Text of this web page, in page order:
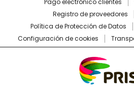
Registro de proveedores
Política de Protección de Datos
Configuración de cookies